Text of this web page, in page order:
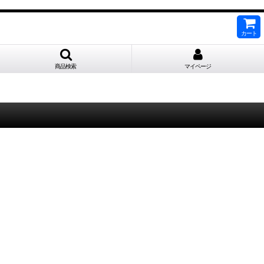
カート
商品検索 マイページ